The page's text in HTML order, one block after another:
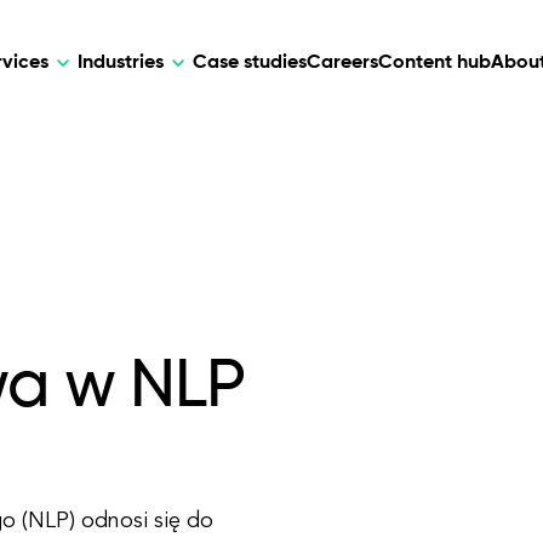
Industries Case studiesCareersContent hub
w NLP
(NLP) odnosi się do